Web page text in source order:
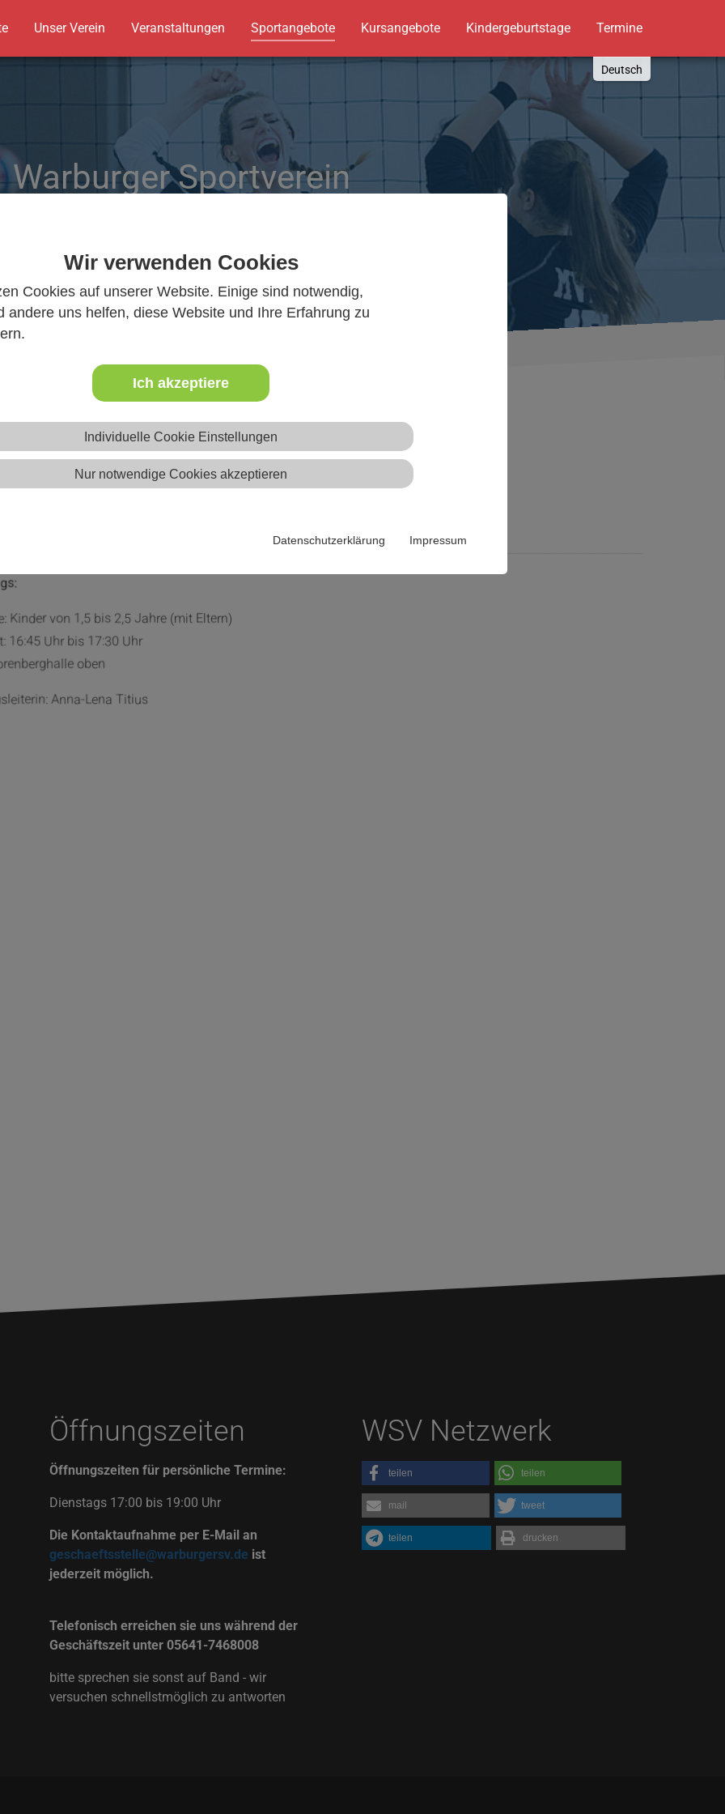
Wir verwenden Cookies
Cookies auf unserer Website. Einige sind notwendig,
andere uns helfen, diese Website und Ihre Erfahrung zu
Ich akzeptiere
Individuelle Cookie Einstellungen
Nur notwendige Cookies akzeptieren
Datenschutzerklärung Impressum
Unser Verein Veranstaltungen Sportangebote Kursangebote Kindergeburtstage Termine
Deutsch
English
Polish
Türkçe
Español
العربية
Warburger Sportverein
Warburger Sportverein
Heinturm Minis (1.5 bis 2,5 Jahre)
Kinder von 1,5 bis 2,5 Jahre (mit Eltern)
16:45 Uhr bis 17:30 Uhr
oben
Anna-Lena Titius
Öffnungszeiten
Öffnungszeiten für persönliche Termine:
Dienstags 17:00 bis 19:00 Uhr
Die Kontaktaufnahme per E-Mail an
geschaeftsstelle@warburgersv.de ist
jederzeit möglich.
Telefonisch erreichen sie uns während der
Geschäftszeit unter 05641-7468008
bitte sprechen sie sonst auf Band - wir
versuchen schnellstmöglich zu antworten
WSV Netzwerk
teilen teilen
mail tweet
teilen drucken